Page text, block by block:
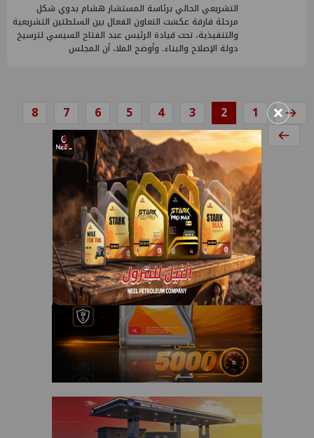
التشريعي الحالي برئاسة المستشار هشام بدوي شكل
مرحلة فارقة عكسَت التعاون الفعال بين السلطتين التشريعية
والتنفيذية، تحت قيادة الرئيس عبد الفتاح السيسي لترسيخ
دولة الإصلاح والبناء. وأوضح الملا، أن المجلس
1
2
3
4
5
6
7
8 ×